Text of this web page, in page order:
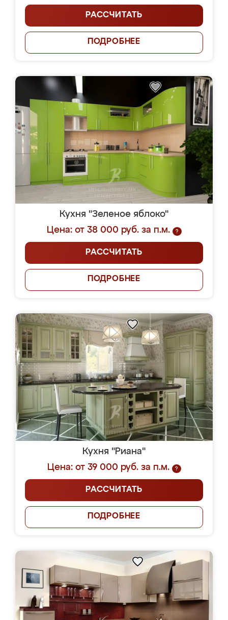
РАССЧИТАТЬ
ПОДРОБНЕЕ
Кухня "Зеленое яблоко"
Цена: от 38 000 руб. за п.м.
?
РАССЧИТАТЬ
ПОДРОБНЕЕ
Кухня "Риана"
Цена: от 39 000 руб. за п.м.
?
РАССЧИТАТЬ
ПОДРОБНЕЕ